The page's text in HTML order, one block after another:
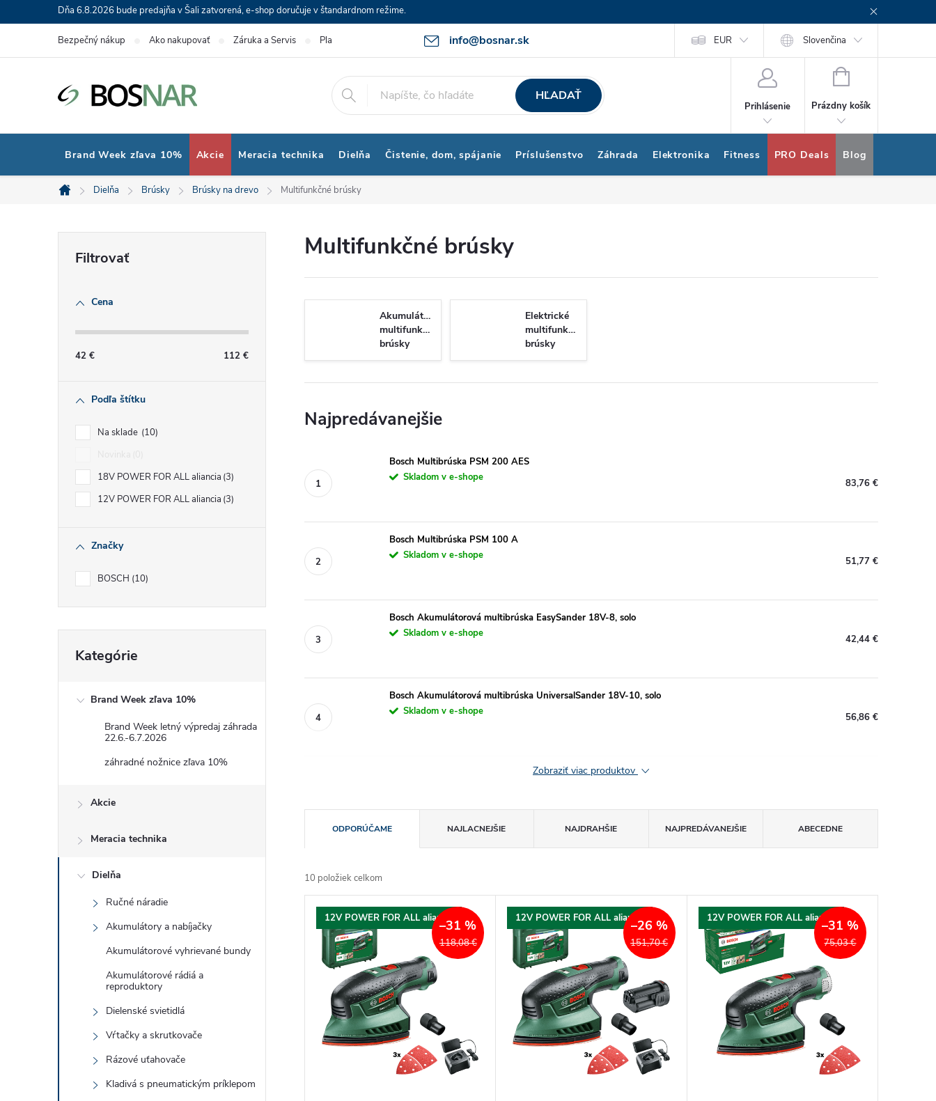
na
Dňa 6.8.2026 bude predajňa v Šali zatvorená, e-shop doručuje v štandardnom režime.
info@bosnar.sk
Bezpečný nákup Ako nakupovať Záruka a Servis Platby a Doprava Kontakty Obchodné podmienky Nákup na splátky Quatro
EUR Slovenčina
HĽADAŤ
Prihlásenie
NÁKUPNÝ
Prázdny košík
Brand Week zľava 10% Akcie Meracia technika Dielňa Čistenie, dom, spájanie Príslušenstvo Záhrada Elektronika Fitness PRO Deals Blog
Domov
Dielňa Brúsky Brúsky na drevo Multifunkčné brúsky
Cena
42 € 112 €
Podľa štítku
Na sklade 10
18V POWER FOR ALL aliancia 3
12V POWER FOR ALL aliancia 3
Značky
BOSCH 10
kategórie
Kategórie
Brand Week zľava 10%
Brand Week letný výpredaj záhrada
22.6.-6.7.2026
záhradné nožnice zľava 10%
Akcie
Meracia technika
Dielňa
Ručné náradie
Akumulátory a nabíjačky
Akumulátorové vyhrievané bundy
Akumulátorové rádiá a
reproduktory
Dielenské svietidlá
Vŕtačky a skrutkovače
Rázové uťahovače
Kladivá s pneumatickým príklepom
Multifunkčné brúsky
Akumulátorové
multifunkčné
brúsky
Elektrické
multifunkčné
brúsky
Najpredávanejšie
Bosch Multibrúska PSM 200 AES
Skladom v e-shope
83,76 €
Bosch Multibrúska PSM 100 A
Skladom v e-shope
51,77 €
Bosch Akumulátorová multibrúska EasySander 18V-8, solo
Skladom v e-shope
42,44 €
Bosch Akumulátorová multibrúska UniversalSander 18V-10, solo
Skladom v e-shope
56,86 €
Zobraziť viac produktov
a
d
e
ODPORÚČAME NAJLACNEJŠIE NAJDRAHŠIE NAJPREDÁVANEJŠIE ABECEDNE
10 položiek celkom
V12V POWER FOR ALL aliancia
118,08 €
–31 % 12V POWER FOR ALL aliancia
151,70 €
–26 % 12V POWER FOR ALL aliancia
75,03 €
–31 %